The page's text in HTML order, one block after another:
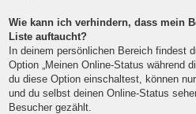
Wie kann ich verhindern, dass mein
Liste auftaucht?
In deinem persönlichen Bereich findest
Option „Meinen Online-Status während
du diese Option einschaltest, können
und du selbst deinen Online-Status
Besucher gezählt.